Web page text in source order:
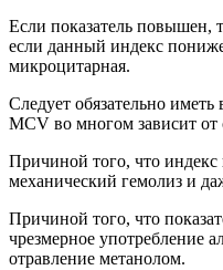
Если показатель повышен,
если данный индекс
микроцитарная.
Следует обязательно иметь
MCV во многом зависит
Причиной того, что
механический гемолиз и
Причиной того, что
чрезмерное употребление
отравление метанолом.